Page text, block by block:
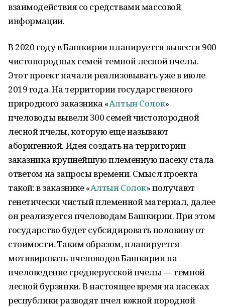
взаимодействия со средствами массовой
информации.
В 2020 году в Башкирии планируется вывести 900
чистопородных семей темной лесной пчелы.
Этот проект начали реализовывать уже в июле
2019 года. На территории государственного
природного заказника «Алтын Солок»
пчеловоды вывели 300 семей чистопородной
лесной пчелы, которую еще называют
аборигенной. Идея создать на территории
заказника крупнейшую племенную пасеку стала
ответом на запросы времени. Смысл проекта
такой: в заказнике «Алтын Солок» получают
генетически чистый племенной материал, далее
он реализуется пчеловодам Башкирии. При этом
государство будет субсидировать половину от
стоимости. Таким образом, планируется
мотивировать пчеловодов Башкирии на
пчеловедение среднерусской пчелы — темной
лесной бурзянки. В настоящее время на пасеках
республики разводят пчел южной породной